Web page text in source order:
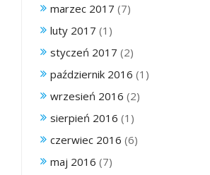
marzec 2017 (7)
luty 2017 (1)
styczeń 2017 (2)
październik 2016 (1)
wrzesień 2016 (2)
sierpień 2016 (1)
czerwiec 2016 (6)
maj 2016 (7)